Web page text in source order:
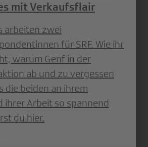
mit Verkaufsflair
arbeiten zwei
für SRF. Wie ihr
warum Genf in der
ab und zu vergessen
die beiden an ihrem
ihrer Arbeit so spannend
du hier.